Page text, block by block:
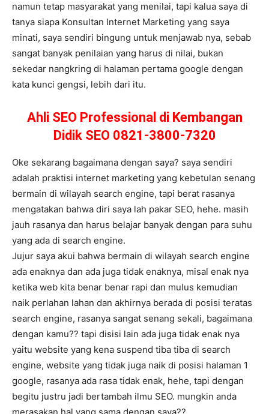
namun tetap masyarakat yang menilai, tapi kalua saya di
tanya siapa Konsultan Internet Marketing yang saya
minati, saya sendiri bingung untuk menjawab nya, sebab
sangat banyak penilaian yang harus di nilai, bukan
sekedar nangkring di halaman pertama google dengan
kata kunci gengsi, lebih dari itu.
Ahli SEO Professional di Kembangan
Didik SEO 0821-3800-7320
Oke sekarang bagaimana dengan saya? saya sendiri
adalah praktisi internet marketing yang kebetulan senang
bermain di wilayah search engine, tapi berat rasanya
mengatakan bahwa diri saya lah pakar SEO, hehe. masih
jauh rasanya dan harus belajar banyak dengan para suhu
yang ada di search engine.
Jujur saya akui bahwa bermain di wilayah search engine
ada enaknya dan ada juga tidak enaknya, misal enak nya
ketika web kita benar benar rapi dan mulus kemudian
naik perlahan lahan dan akhirnya berada di posisi teratas
search engine, rasanya sangat senang sekali, bagaimana
dengan kamu?? tapi disisi lain ada juga tidak enak nya
yaitu website yang kena suspend tiba tiba di search
engine, website yang tidak juga naik di posisi halaman 1
google, rasanya ada rasa tidak enak, hehe, tapi dengan
begitu justru jadi bertambah ilmu SEO. mungkin anda